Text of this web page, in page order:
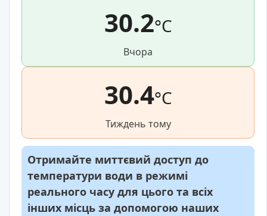
30.2°C
Вчора
30.4°C
Тиждень тому
Отримайте миттєвий доступ до
температури води в режимі
реального часу для цього та всіх
інших місць за допомогою наших